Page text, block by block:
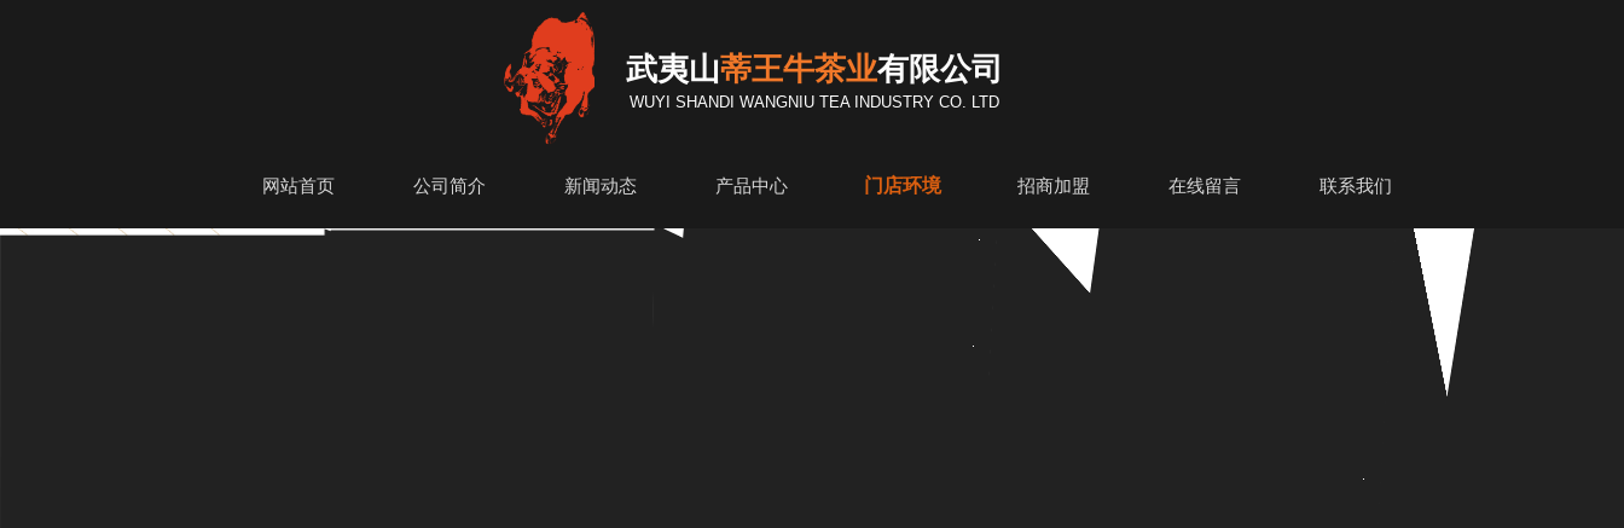
武夷山蒂王牛茶业有限公司
WUYI SHANDI WANGNIU TEA INDUSTRY CO. LTD
网站首页 公司简介 新闻动态 产品中心 门店环境 招商加盟 在线留言 联系我们